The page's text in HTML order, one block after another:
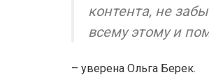
контента, не
всему этому и
– уверена Ольга Берек.